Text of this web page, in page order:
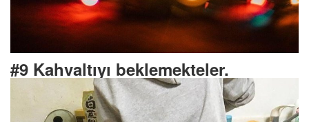
#9 Kahvaltıyı beklemekteler.